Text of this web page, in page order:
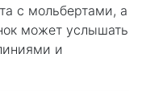
с мольбертами, а
может услышать
и